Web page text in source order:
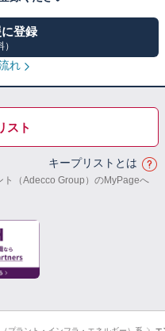
登録
）
れ
スト
キープリストとは
（Adecco Group）のMyPageへ